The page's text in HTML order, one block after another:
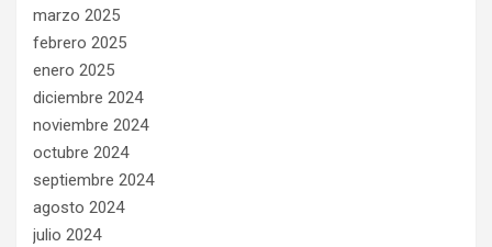
marzo 2025
febrero 2025
enero 2025
diciembre 2024
noviembre 2024
octubre 2024
septiembre 2024
agosto 2024
julio 2024